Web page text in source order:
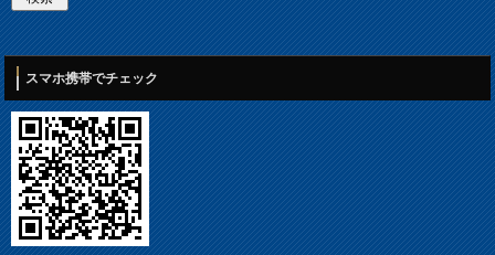
スマホ携帯でチェック